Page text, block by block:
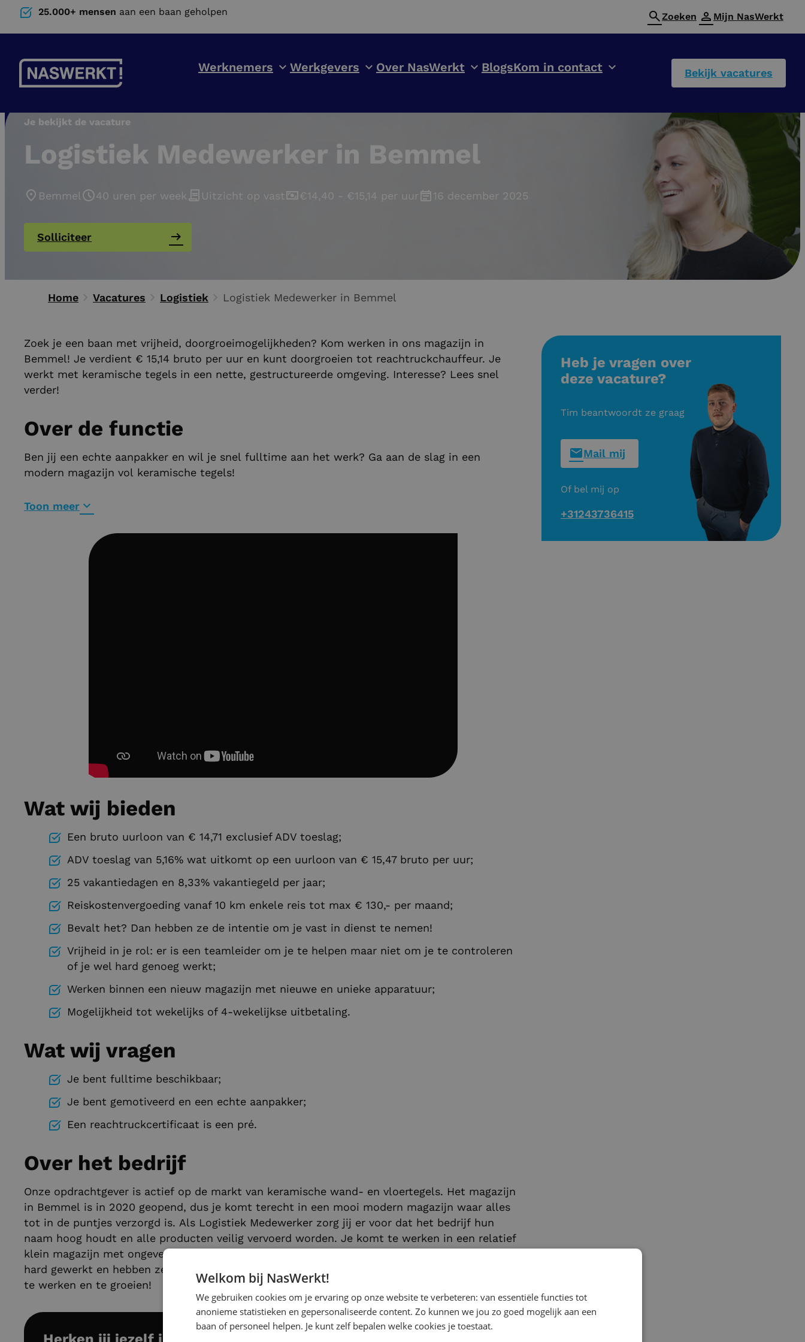
25.000+ mensen aan een baan geholpen Zoeken Mijn NasWerkt
Werknemers Werkgevers Over NasWerkt BlogsKom in contact Bekijk vacatures
Je bekijkt de vacature
Logistiek Medewerker in Bemmel
Bemmel 40 uren per week Uitzicht op vast €14,40 - €15,14 per uur 16 december 2025
Solliciteer
Home Vacatures Logistiek Logistiek Medewerker in Bemmel
Zoek je een baan met vrijheid, doorgroeimogelijkheden? Kom werken in ons magazijn in
Bemmel! Je verdient € 15,14 bruto per uur en kunt doorgroeien tot reachtruckchauffeur. Je
werkt met keramische tegels in een nette, gestructureerde omgeving. Interesse? Lees snel
verder!
Over de functie
Ben jij een echte aanpakker en wil je snel fulltime aan het werk? Ga aan de slag in een
modern magazijn vol keramische tegels!
Toon meer
Wat wij bieden
Een bruto uurloon van € 14,71 exclusief ADV toeslag;
ADV toeslag van 5,16% wat uitkomt op een uurloon van € 15,47 bruto per uur;
25 vakantiedagen en 8,33% vakantiegeld per jaar;
Reiskostenvergoeding vanaf 10 km enkele reis tot max € 130,- per maand;
Bevalt het? Dan hebben ze de intentie om je vast in dienst te nemen!
Vrijheid in je rol: er is een teamleider om je te helpen maar niet om je te controleren
of je wel hard genoeg werkt;
Werken binnen een nieuw magazijn met nieuwe en unieke apparatuur;
Mogelijkheid tot wekelijks of 4-wekelijkse uitbetaling.
Wat wij vragen
Je bent fulltime beschikbaar;
Je bent gemotiveerd en een echte aanpakker;
Een reachtruckcertificaat is een pré.
Over het bedrijf
Onze opdrachtgever is actief op de markt van keramische wand- en vloertegels. Het magazijn
in Bemmel is in 2020 geopend, dus je komt terecht in een mooi modern magazijn waar alles
tot in de puntjes verzorgd is. Als Logistiek Medewerker zorg jij er voor dat het bedrijf hun
naam hoog houdt en alle producten veilig vervoerd worden. Je komt te werken in een relatief
klein magazijn met ongeveer 30 collega's. In dit bedrijf hangt een informele sfeer, wordt er
hard gewerkt en hebben ze oog voor jouw ontwikkeling. Al met al een mooie omgeving om in
te werken en te groeien!
Heb je vragen over
deze vacature?
Tim beantwoordt ze graag
Mail mij
Of bel mij op
+31243736415
Welkom bij NasWerkt!
We gebruiken cookies om je ervaring op onze website te verbeteren: van essentiële functies tot
anonieme statistieken en gepersonaliseerde content. Zo kunnen we jou zo goed mogelijk aan een
baan of personeel helpen. Je kunt zelf bepalen welke cookies je toestaat.